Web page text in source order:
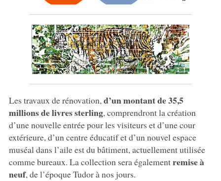
Les travaux de rénovation, d’un montant de 35,5
millions de livres sterling, comprendront la création
d’une nouvelle entrée pour les visiteurs et d’une cour
extérieure, d’un centre éducatif et d’un nouvel espace
muséal dans l’aile est du bâtiment, actuellement utilisée
comme bureaux. La collection sera égalementremise à
neuf, de l’époque Tudor à nos jours.